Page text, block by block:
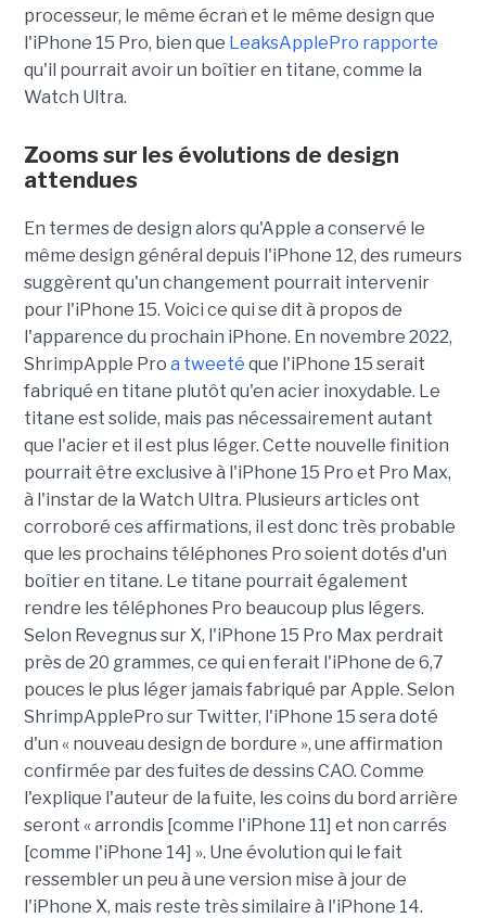
processeur, le même écran et le même design que
l'iPhone 15 Pro, bien que LeaksApplePro rapporte
qu'il pourrait avoir un boîtier en titane, comme la
Watch Ultra.
Zooms sur les évolutions de design
attendues
En termes de design alors qu'Apple a conservé le
même design général depuis l'iPhone 12, des rumeurs
suggèrent qu'un changement pourrait intervenir
pour l'iPhone 15. Voici ce qui se dit à propos de
l'apparence du prochain iPhone. En novembre 2022,
ShrimpApple Pro a tweeté que l'iPhone 15 serait
fabriqué en titane plutôt qu'en acier inoxydable. Le
titane est solide, mais pas nécessairement autant
que l'acier et il est plus léger. Cette nouvelle finition
pourrait être exclusive à l'iPhone 15 Pro et Pro Max,
à l'instar de la Watch Ultra. Plusieurs articles ont
corroboré ces affirmations, il est donc très probable
que les prochains téléphones Pro soient dotés d'un
boîtier en titane. Le titane pourrait également
rendre les téléphones Pro beaucoup plus légers.
Selon Revegnus sur X, l'iPhone 15 Pro Max perdrait
près de 20 grammes, ce qui en ferait l'iPhone de 6,7
pouces le plus léger jamais fabriqué par Apple. Selon
ShrimpApplePro sur Twitter, l'iPhone 15 sera doté
d'un « nouveau design de bordure », une affirmation
confirmée par des fuites de dessins CAO. Comme
l'explique l'auteur de la fuite, les coins du bord arrière
seront « arrondis [comme l'iPhone 11] et non carrés
[comme l'iPhone 14] ». Une évolution qui le fait
ressembler un peu à une version mise à jour de
l'iPhone X, mais reste très similaire à l'iPhone 14.